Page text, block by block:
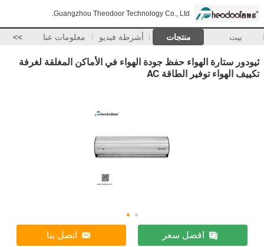
Guangzhou Theodoor Technology Co., Ltd.
بيت منتجات أشرطة فيديو معلومات عنا >>
ثيودور ستارة الهواء حفظ جودة الهواء في الأماكن المغلقة لغرفة
تكييف الهواء توفير الطاقة AC
افضل سعر اتصل بنا